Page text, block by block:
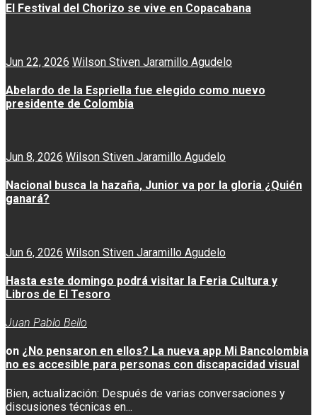
El Festival del Chorizo se vive en Copacabana
Jun 22, 2026 Wilson Stiven Jaramillo Agudelo
Abelardo de la Espriella fue elegido como nuevo
presidente de Colombia
Jun 8, 2026 Wilson Stiven Jaramillo Agudelo
Nacional busca la hazaña, Junior va por la gloria ¿Quién
ganará?
Jun 6, 2026 Wilson Stiven Jaramillo Agudelo
Hasta este domingo podrá visitar la Feria Cultura y
Libros de El Tesoro
Juan Pablo Bello
on ¿No pensaron en ellos? La nueva app Mi Bancolombia
no es accesible para personas con discapacidad visual
Bien, actualización: Después de varias conversaciones y
discusiones técnicas en...